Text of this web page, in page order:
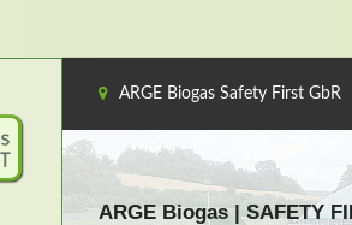
ARGE Biogas Safety First GbR
ARGE Biogas | SAFETY